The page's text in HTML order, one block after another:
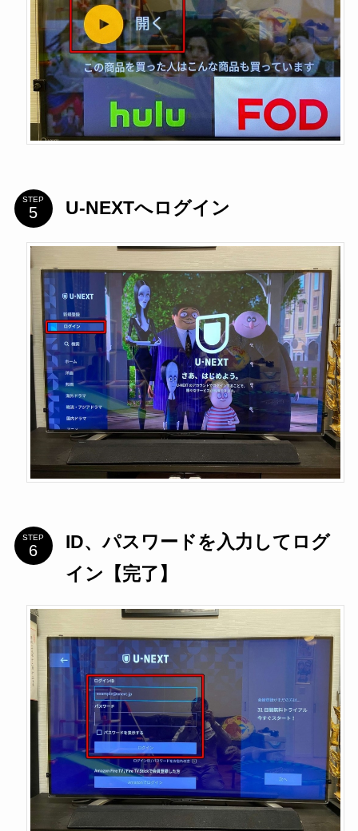
STEP U-NEXTへログイン
STEP
ID、パスワードを入力してログ
イン【完了】